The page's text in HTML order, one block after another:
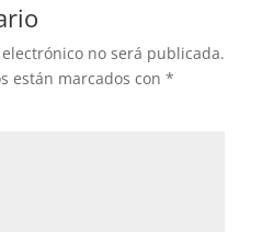
no será publicada.
están marcados con *